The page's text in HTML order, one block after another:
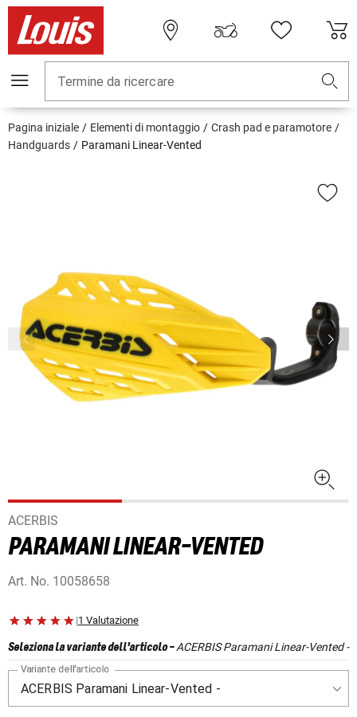
Termine da ricercare
Pagina iniziale Elementi di montaggio
Crash pad e paramotore
Handguards
Paramani Linear-Vented
ACERBIS
PARAMANI LINEAR-VENTED
Art. No. 10058658
|1 Valutazione
Seleziona la variante dell'articolo-ACERBIS Paramani Linear-Vented -
Variante dell'articolo